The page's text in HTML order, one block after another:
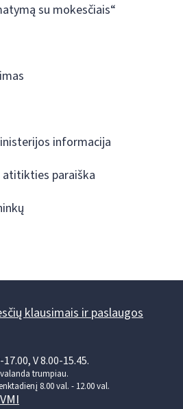
su mokesčiais“
informacija
paraiška
klausimais ir paslaugos
V 8.00-15.45.
trumpiau.
8.00 val. - 12.00 val.